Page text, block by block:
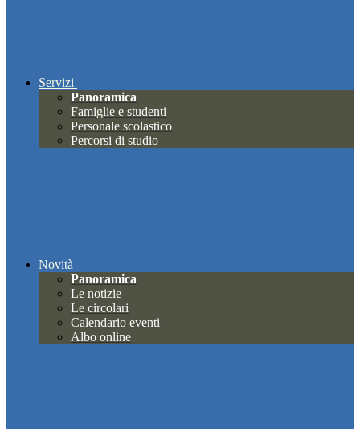
Servizi
Panoramica
Famiglie e studenti
Personale scolastico
Percorsi di studio
Novità
Panoramica
Le notizie
Le circolari
Calendario eventi
Albo online